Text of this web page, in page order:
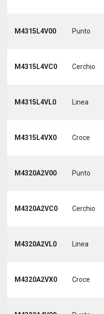
M4315L4V00 Punto
M4315L4VC0 Cerchio
M4315L4VL0 Linea
M4315L4VX0 Croce
M4320A2V00 Punto
M4320A2VC0 Cerchio
M4320A2VL0 Linea
M4320A2VX0 Croce